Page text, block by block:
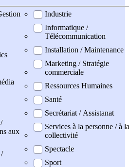
aux
Industrie
Informatique /
Télécommunication
Installation / Maintenance
Marketing / Stratégie
commerciale
Ressources Humaines
Santé
Secrétariat / Assistanat
Services à la personne / à la
collectivité
Spectacle
Sport